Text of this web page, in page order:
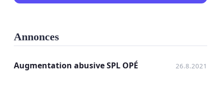
Annonces
Augmentation abusive SPL OPÉ 26.8.2021